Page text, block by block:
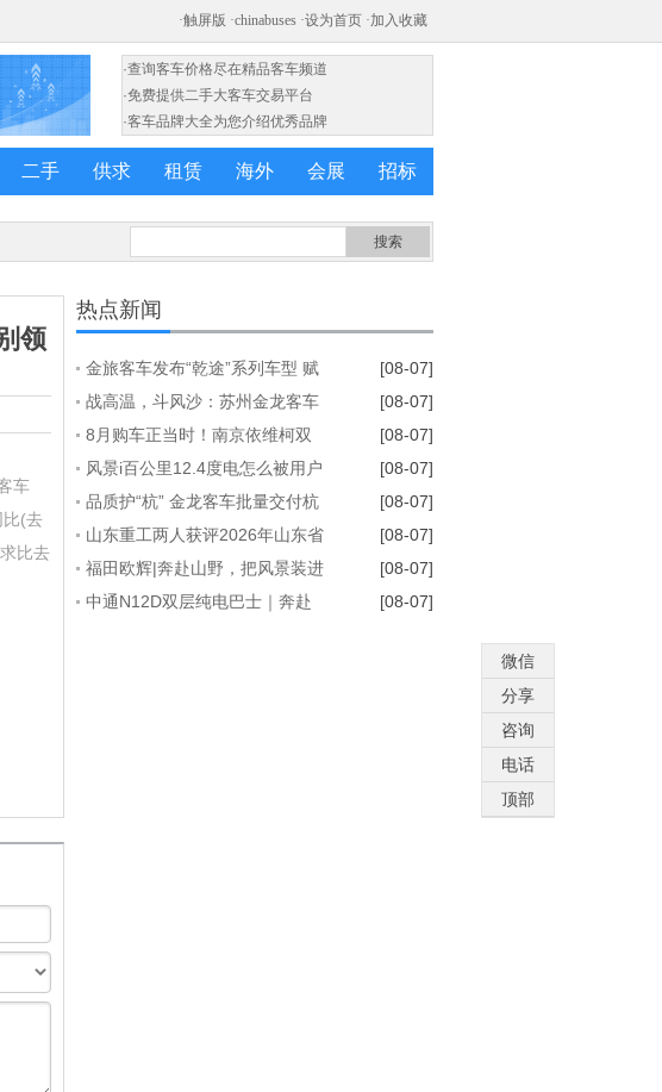
·查询客车价格尽在精品客车频道
·免费提供二手大客车交易平台
·客车品牌大全为您介绍优秀品牌
二手 供求 租赁 海外 会展 招标
领
车
比(去
比去
热点新闻
金旅客车发布“乾途”系列车型 赋
能全球客运产业提质升级
[08-07]
战高温，斗风沙：苏州金龙客车
海外服务的“极限温度测试”
[08-07]
8月购车正当时！南京依维柯双
车齐发限时福利全解析
[08-07]
风景i百公里12.4度电怎么被用户
踩出来的？
[08-07]
品质护“杭” 金龙客车批量交付杭
州公交集团72辆
[08-07]
山东重工两人获评2026年山东省
技术技能大师
[08-07]
福田欧辉|奔赴山野，把风景装进
行程
[08-07]
中通N12D双层纯电巴士｜奔赴
[08-07]
微信
分享
咨询
电话
顶部